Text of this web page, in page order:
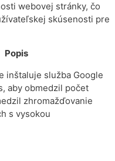
webovej stránky, čo
skúsenosti pre
Popis
inštaluje služba Google
aby obmedzil počet
zhromažďovanie
s vysokou